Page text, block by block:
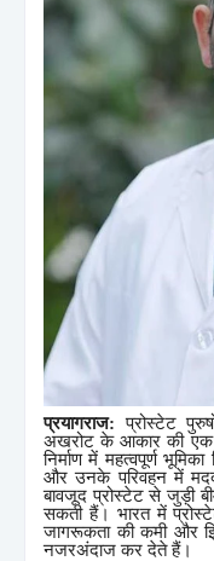
प्रयागराज: प्रोस्टेट
अखरोट के आकार की एक
निर्माण में महत्वपूर्ण
और उनके परिवहन में
बावजूद प्रोस्टेट से जुड़ी
सकती हैं। भारत में
जागरूकता की कमी और
नजरअंदाज कर देते हैं।